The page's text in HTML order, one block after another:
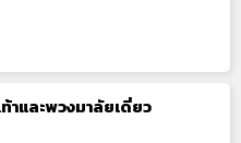
และพวงมาลัยเดี่ยว